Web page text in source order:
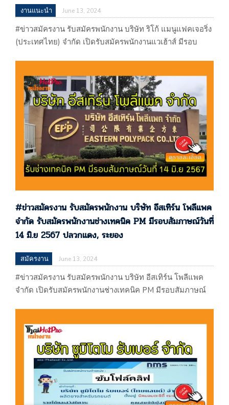
งานแนะนำ June 13, 2024
#ข่าวสมัครงาน รับสมัครพนักงาน บริษัท ริโก้ แมนูแฟคเจอริ่ง
(ประเทศไทย) จำกัด เปิดรับสมัครพนักงานแวเฮ้าส์ มีรอบ
แฟคเจอริ่ง (ประเทศไทย) จำกัด เปิดรับสมัครพนักงานแวเฮ้าส์
มีรอบสัมภาษณ์วันที่ 14 มิ.ย 2567 อมตะซิตี้ระยอง,
ปลวกแดง, ระยอง ประกาศ 13/06/67 …
#ข่าวสมัครงาน รับสมัครพนักงาน บริษัท อีสเทิร์น โพลีแพค
จำกัด รับสมัครพนักงานช่างเทคนิค PM มีรอบสัมภาษณ์วันที่
14 มิ.ย 2567 ปลวกแดง, ระยอง
สมัครงาน June 13, 2024
#ข่าวสมัครงาน รับสมัครพนักงาน บริษัท อีสเทิร์น โพลีแพค
จำกัด เปิดรับสมัครพนักงานช่างเทคนิค PM มีรอบสัมภาษณ์
พนักงานช่างเทคนิค PM มีรอบสัมภาษณ์วันที่ 14 มิ.ย 2567
ปลวกแดง, ระยอง ประกาศ 13/06/67 บริษัท อีสเทิร์น…